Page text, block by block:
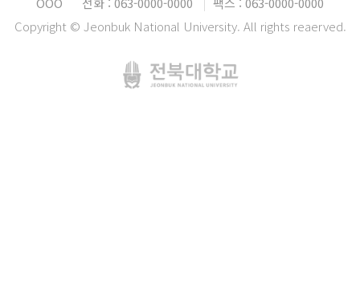
Copyright © Jeonbuk National University. All rights reaerved.